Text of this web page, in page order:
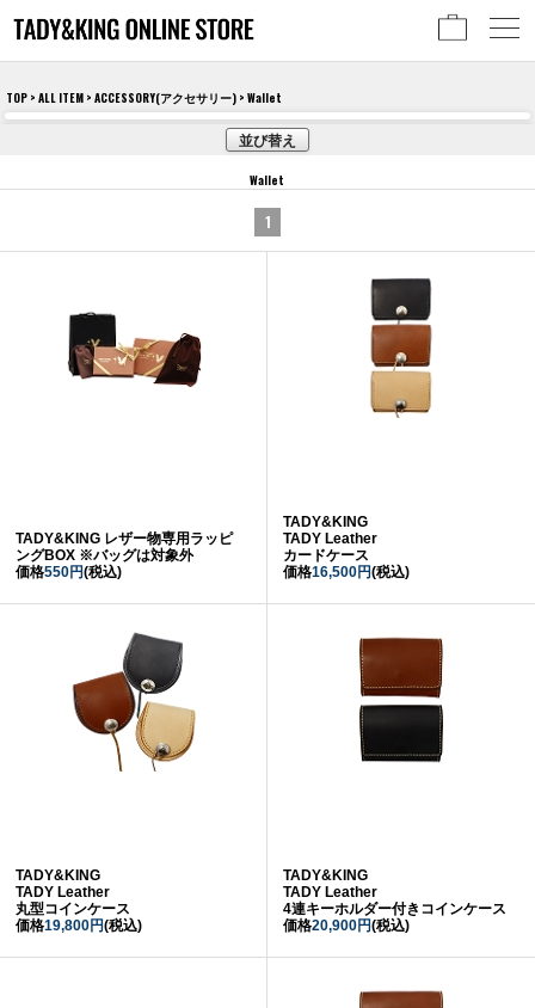
TOP > ALL ITEM > ACCESSORY(アクセサリー) > Wallet
並び替え
Wallet
1
TADY&KING レザー物専用ラッピ
ングBOX ※バッグは対象外
価格550円(税込)
TADY&KING
TADY Leather
カードケース
価格16,500円(税込)
TADY&KING
TADY Leather
丸型コインケース
価格19,800円(税込)
TADY&KING
TADY Leather
4連キーホルダー付きコインケース
価格20,900円(税込)